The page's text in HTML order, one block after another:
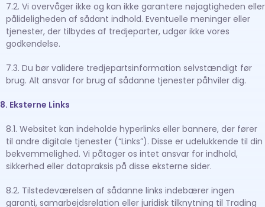
7.2. Vi overvåger ikke og kan ikke garantere nøjagtigheden eller
pålideligheden af sådant indhold. Eventuelle meninger eller
tjenester, der tilbydes af tredjeparter, udgør ikke vores
godkendelse.
7.3. Du bør validere tredjepartsinformation selvstændigt før
brug. Alt ansvar for brug af sådanne tjenester påhviler dig.
8. Eksterne Links
8.1. Websitet kan indeholde hyperlinks eller bannere, der fører
til andre digitale tjenester (“Links”). Disse er udelukkende til din
bekvemmelighed. Vi påtager os intet ansvar for indhold,
sikkerhed eller datapraksis på disse eksterne sider.
8.2. Tilstedeværelsen af sådanne links indebærer ingen
garanti, samarbejdsrelation eller juridisk tilknytning til Trading